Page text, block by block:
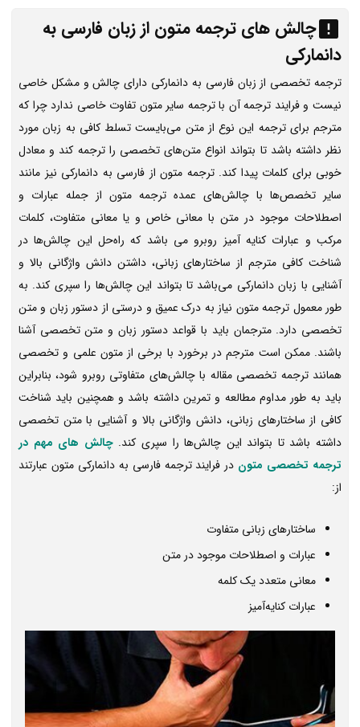
چالش های ترجمه متون از زبان فارسی به
دانمارکی
ترجمه تخصصی از زبان فارسی به دانمارکی دارای چالش و مشکل خاصی
نیست و فرایند ترجمه آن با ترجمه سایر متون تفاوت خاصی ندارد چرا که
مترجم برای ترجمه این نوع از متن می‌بایست تسلط کافی به زبان مورد
نظر داشته باشد تا بتواند انواع متن‌های تخصصی را ترجمه کند و معادل
خوبی برای کلمات پیدا کند. ترجمه متون از فارسی به دانمارکی نیز مانند
سایر تخصص‌ها با چالش‌های عمده ترجمه متون از جمله عبارات و
اصطلاحات موجود در متن با معانی خاص و یا معانی متفاوت، کلمات
مرکب و عبارات کنایه آمیز روبرو می باشد که راه‌‌حل این چالش‌ها در
شناخت کافی مترجم از ساختارهای زبانی، داشتن دانش واژگانی بالا و
آشنایی با زبان دانمارکی می‌باشد تا بتواند این چالش‌ها را سپری کند. به
طور معمول ترجمه متون نیاز به درک عمیق و درستی از دستور زبان و متن
تخصصی دارد. مترجمان باید با قواعد دستور زبان و متن تخصصی آشنا
باشند. ممکن است مترجم در برخورد با برخی از متون علمی و تخصصی
همانند ترجمه تخصصی مقاله با چالش‌های متفاوتی روبرو شود، بنابراین
باید به طور مداوم مطالعه و تمرین داشته باشد و همچنین باید شناخت
کافی از ساختارهای زبانی، دانش واژگانی بالا و آشنایی با متن تخصصی
داشته باشد تا بتواند این چالش‌ها را سپری کند.چالش های مهم در
ترجمه تخصصی متون در فرایند ترجمه فارسی به دانمارکی متون عبارتند
از:
ساختارهای زبانی متفاوت
عبارات و اصطلاحات موجود در متن
معانی متعدد یک کلمه
عبارات کنایه‌آمیز